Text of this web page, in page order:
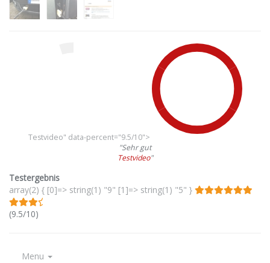
Testvideo" data-percent="9.5/10">
"Sehr gut
Testvideo"
Testergebnis
array(2) { [0]=> string(1) "9" [1]=> string(1) "5" }
(9.5/10)
Menu